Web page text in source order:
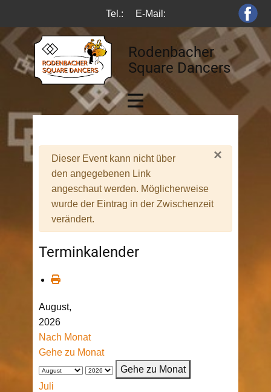
Tel.: E-Mail:
Rodenbacher
Square Dancers
×
Warnung
Dieser Event kann nicht über
den angegebenen Link
angeschaut werden. Möglicherweise
wurde der Eintrag in der Zwischenzeit
verändert.
Terminkalender
August,
2026
Nach Monat
Gehe zu Monat
Gehe zu Monat
Juli